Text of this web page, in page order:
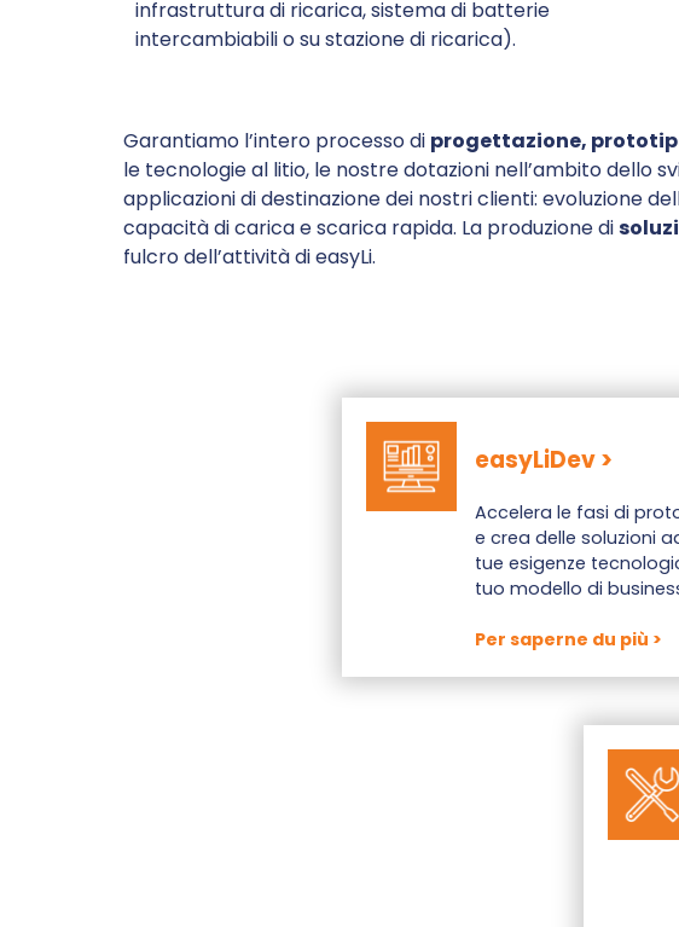
infrastruttura di ricarica, sistema di batterie
intercambiabili o su stazione di ricarica).
Garantiamo l’intero processo di progettazione,
le tecnologie al litio, le nostre dotazioni nell’ambito dello
applicazioni di destinazione dei nostri clienti: evoluzione
capacità di carica e scarica rapida. La produzione di
fulcro dell’attività di easyLi.
easyLiDev >
Accelera le fasi di
e crea delle soluzioni
tue esigenze
tuo modello di
Per saperne du più >